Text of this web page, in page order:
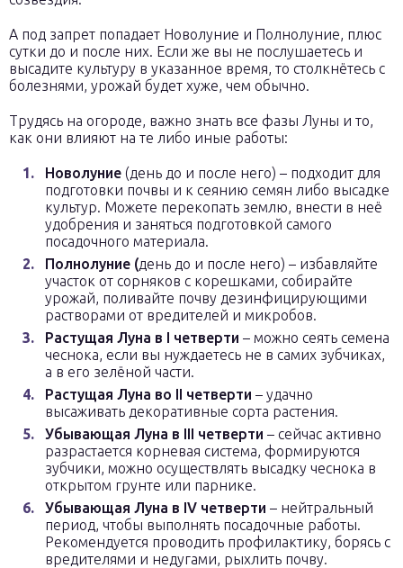
А под запрет попадает Новолуние и Полнолуние, плюс
сутки до и после них. Если же вы не послушаетесь и
высадите культуру в указанное время, то столкнётесь с
болезнями, урожай будет хуже, чем обычно.
Трудясь на огороде, важно знать все фазы Луны и то,
как они влияют на те либо иные работы:
Новолуние (день до и после него) – подходит для
подготовки почвы и к сеянию семян либо высадке
культур. Можете перекопать землю, внести в неё
удобрения и заняться подготовкой самого
посадочного материала.
Полнолуние (день до и после него) – избавляйте
участок от сорняков с корешками, собирайте
урожай, поливайте почву дезинфицирующими
растворами от вредителей и микробов.
Растущая Луна в I четверти – можно сеять семена
чеснока, если вы нуждаетесь не в самих зубчиках,
а в его зелёной части.
Растущая Луна во II четверти – удачно
высаживать декоративные сорта растения.
Убывающая Луна в III четверти – сейчас активно
разрастается корневая система, формируются
зубчики, можно осуществлять высадку чеснока в
открытом грунте или парнике.
Убывающая Луна в IV четверти – нейтральный
период, чтобы выполнять посадочные работы.
Рекомендуется проводить профилактику, борясь с
вредителями и недугами, рыхлить почву.